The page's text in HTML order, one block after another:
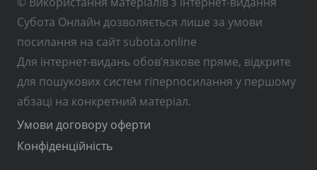
Субота Онлайн дозволяється лише за умови
посилання на сайт subota.online
Для інтернет-видань обов’язкове пряме, відкрите
для пошукових систем гіперпосилання у першому
абзаці на конкретний матеріал.
Умови договору оферти
Конфіденційність